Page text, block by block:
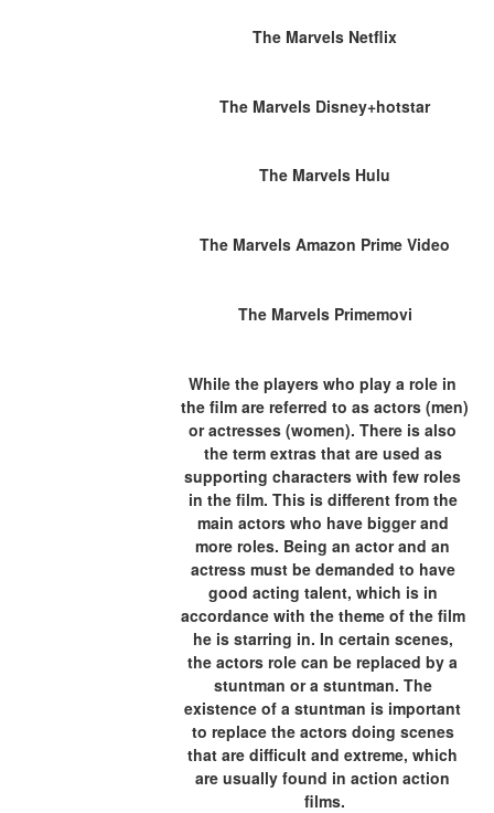
The Marvels Netflix
The Marvels Disney+hotstar
The Marvels Hulu
The Marvels Amazon Prime Video
The Marvels Primemovi
While the players who play a role in
the film are referred to as actors (men)
or actresses (women). There is also
the term extras that are used as
supporting characters with few roles
in the film. This is different from the
main actors who have bigger and
more roles. Being an actor and an
actress must be demanded to have
good acting talent, which is in
accordance with the theme of the film
he is starring in. In certain scenes,
the actors role can be replaced by a
stuntman or a stuntman. The
existence of a stuntman is important
to replace the actors doing scenes
that are difficult and extreme, which
are usually found in action action
films.